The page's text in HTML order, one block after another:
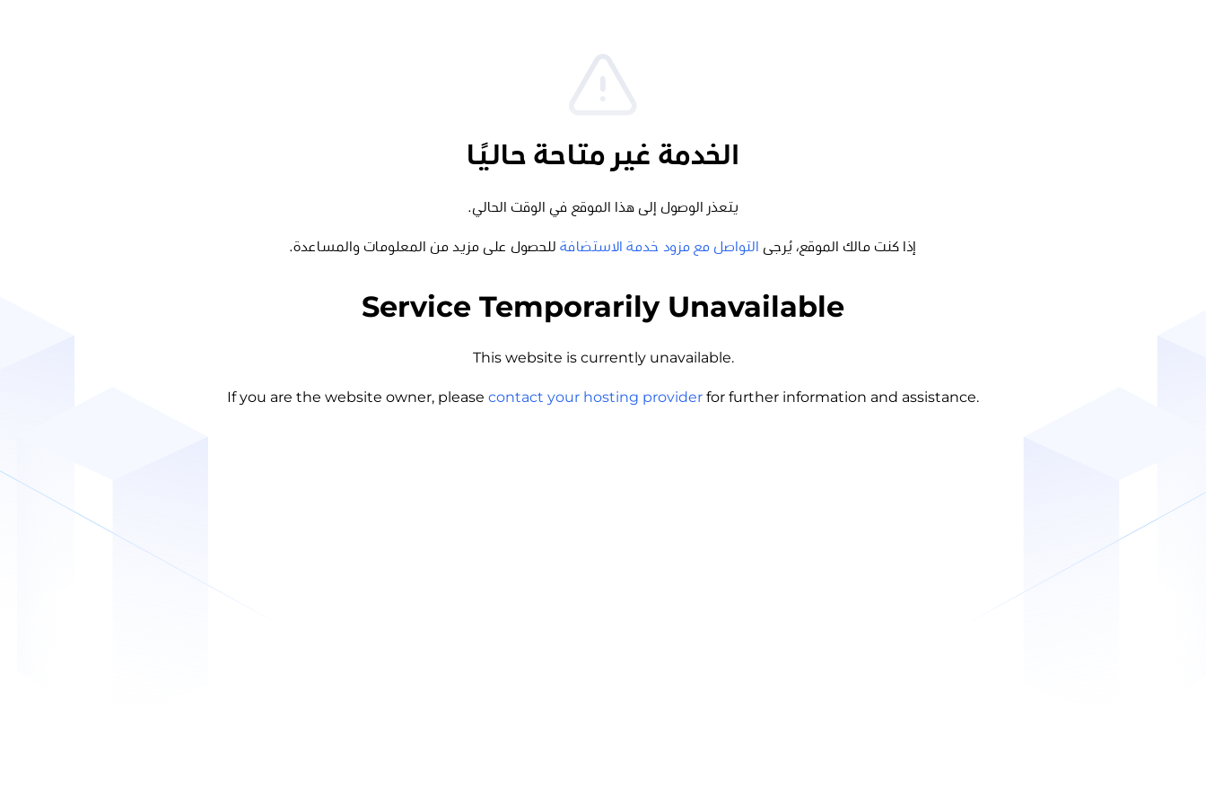
الخدمة غير متاحة حاليًا
يتعذر الوصول إلى هذا الموقع في الوقت الحالي.
إذا كنت مالك الموقع، يُرجى التواصل مع مزود خدمة الاستضافة للحصول على مزيد من المعلومات والمساعدة.
Service Temporarily Unavailable
This website is currently unavailable.
If you are the website owner, please contact your hosting provider for further information and assistance.